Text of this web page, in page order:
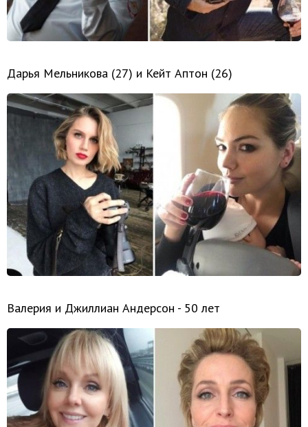
Дарья Мельникова (27) и Кейт Аптон (26)
Валерия и Джиллиан Андерсон - 50 лет